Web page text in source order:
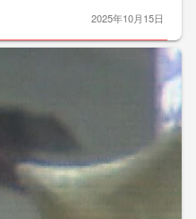
2025年10月15日